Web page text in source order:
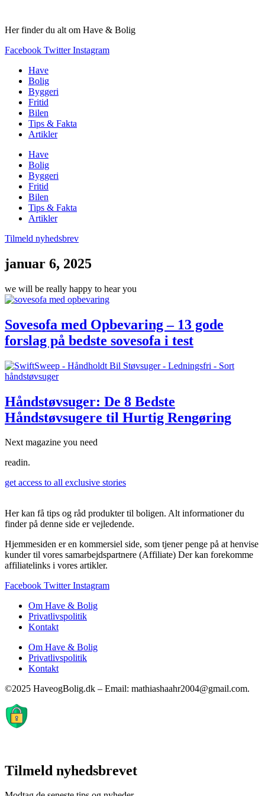
indhold
Her finder du alt om Have & Bolig
Facebook Twitter Instagram
Have
Bolig
Byggeri
Fritid
Bilen
Tips & Fakta
Artikler
Have
Bolig
Byggeri
Fritid
Bilen
Tips & Fakta
Artikler
Tilmeld nyhedsbrev
januar 6, 2025
we will be really happy to hear you
Sovesofa med Opbevaring – 13 gode
forslag på bedste sovesofa i test
Håndstøvsuger: De 8 Bedste
Håndstøvsugere til Hurtig Rengøring
Next magazine you need
readin.
get access to all exclusive stories
Her kan få tips og råd produkter til boligen. Alt informationer du
finder på denne side er vejledende.
Hjemmesiden er en kommersiel side, som tjener penge på at henvise
kunder til vores samarbejdspartnere (Affiliate) Der kan forekomme
affiliatelinks i vores artikler.
Facebook Twitter Instagram
Om Have & Bolig
Privatlivspolitik
Kontakt
Om Have & Bolig
Privatlivspolitik
Kontakt
©2025 HaveogBolig.dk – Email: mathiashaahr2004@gmail.com.
Tilmeld nyhedsbrevet